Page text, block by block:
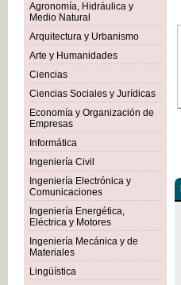
Agronomía, Hidráulica y
Medio Natural
Arquitectura y Urbanismo
Arte y Humanidades
Ciencias
Ciencias Sociales y Jurídicas
Economía y Organización de
Empresas
Informática
Ingeniería Civil
Ingeniería Electrónica y
Comunicaciones
Ingeniería Energética,
Eléctrica y Motores
Ingeniería Mecánica y de
Materiales
Lingüística